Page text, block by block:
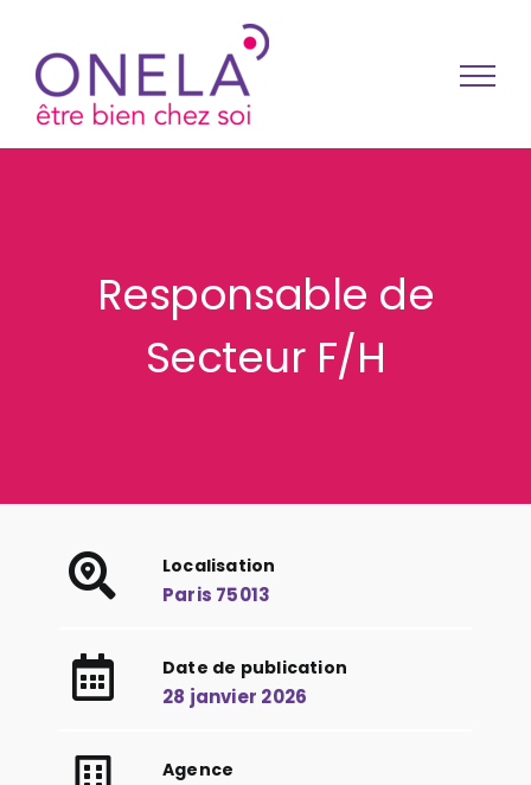
Responsable de
Secteur F/H
Localisation
Paris 75013
Date de publication
28 janvier 2026
Agence